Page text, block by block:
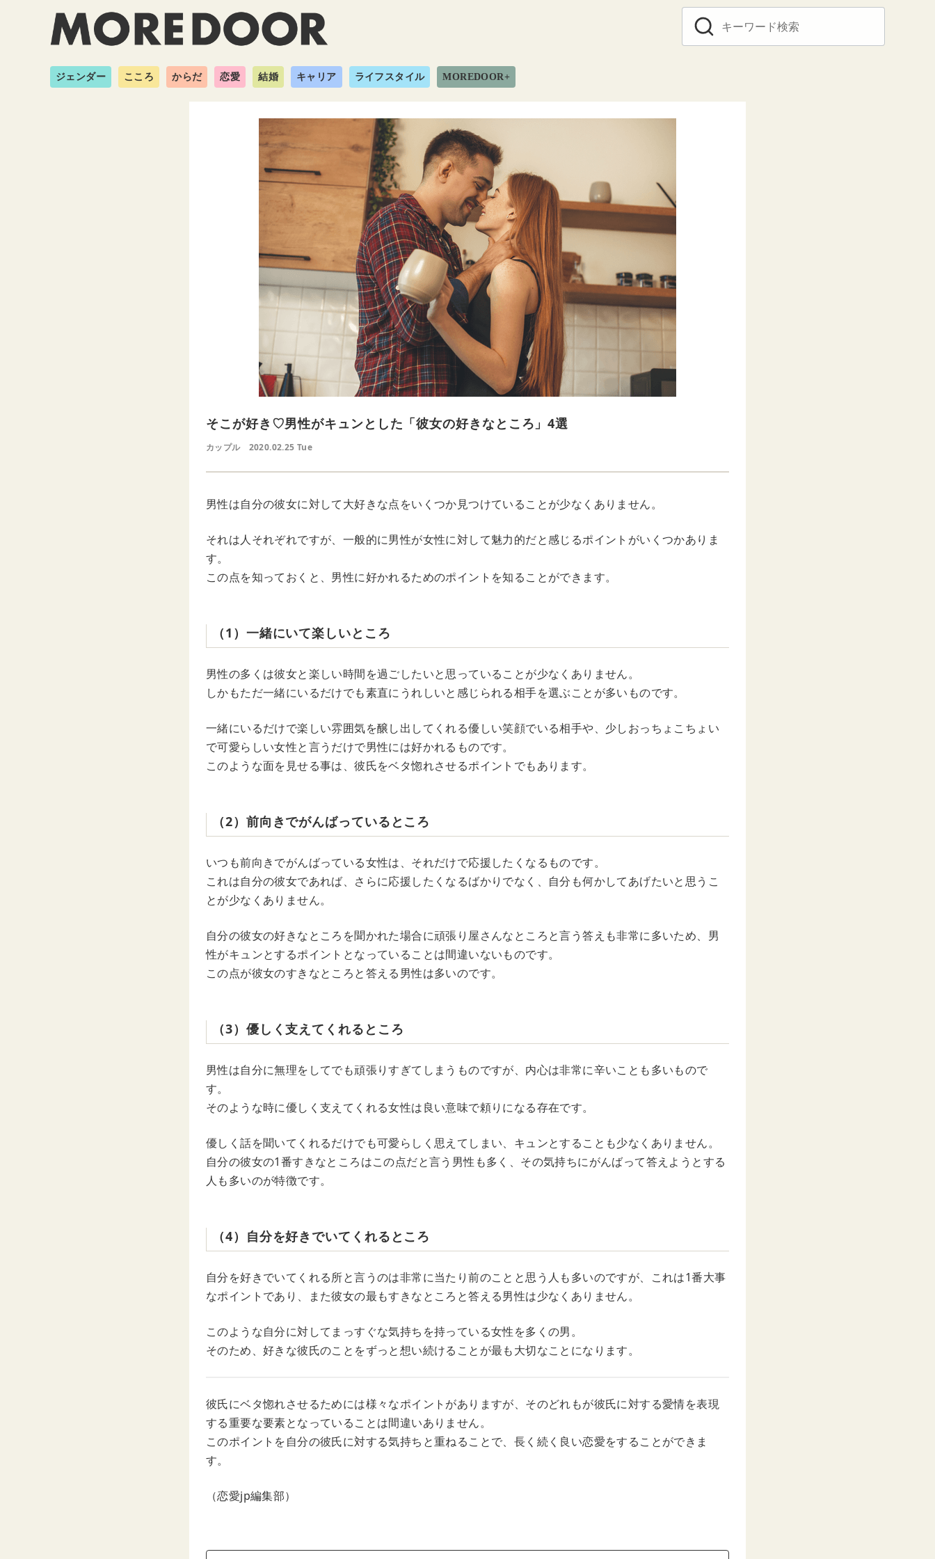
ジェンダー こころ からだ 恋愛 結婚 キャリア ライフスタイル MOREDOOR+
そこが好き♡男性がキュンとした「彼女の好きなところ」4選
カップル 2020.02.25 Tue
男性は自分の彼女に対して大好きな点をいくつか見つけていることが少なくありません。
それは人それぞれですが、一般的に男性が女性に対して魅力的だと感じるポイントがいくつかありま
す。
この点を知っておくと、男性に好かれるためのポイントを知ることができます。
（1）一緒にいて楽しいところ
男性の多くは彼女と楽しい時間を過ごしたいと思っていることが少なくありません。
しかもただ一緒にいるだけでも素直にうれしいと感じられる相手を選ぶことが多いものです。
一緒にいるだけで楽しい雰囲気を醸し出してくれる優しい笑顔でいる相手や、少しおっちょこちょい
で可愛らしい女性と言うだけで男性には好かれるものです。
このような面を見せる事は、彼氏をベタ惚れさせるポイントでもあります。
（2）前向きでがんばっているところ
いつも前向きでがんばっている女性は、それだけで応援したくなるものです。
これは自分の彼女であれば、さらに応援したくなるばかりでなく、自分も何かしてあげたいと思うこ
とが少なくありません。
自分の彼女の好きなところを聞かれた場合に頑張り屋さんなところと言う答えも非常に多いため、男
性がキュンとするポイントとなっていることは間違いないものです。
この点が彼女のすきなところと答える男性は多いのです。
（3）優しく支えてくれるところ
男性は自分に無理をしてでも頑張りすぎてしまうものですが、内心は非常に辛いことも多いもので
す。
そのような時に優しく支えてくれる女性は良い意味で頼りになる存在です。
優しく話を聞いてくれるだけでも可愛らしく思えてしまい、キュンとすることも少なくありません。
自分の彼女の1番すきなところはこの点だと言う男性も多く、その気持ちにがんばって答えようとする
人も多いのが特徴です。
（4）自分を好きでいてくれるところ
自分を好きでいてくれる所と言うのは非常に当たり前のことと思う人も多いのですが、これは1番大事
なポイントであり、また彼女の最もすきなところと答える男性は少なくありません。
このような自分に対してまっすぐな気持ちを持っている女性を多くの男。
そのため、好きな彼氏のことをずっと想い続けることが最も大切なことになります。
彼氏にベタ惚れさせるためには様々なポイントがありますが、そのどれもが彼氏に対する愛情を表現
する重要な要素となっていることは間違いありません。
このポイントを自分の彼氏に対する気持ちと重ねることで、長く続く良い恋愛をすることができま
す。
（恋愛jp編集部）